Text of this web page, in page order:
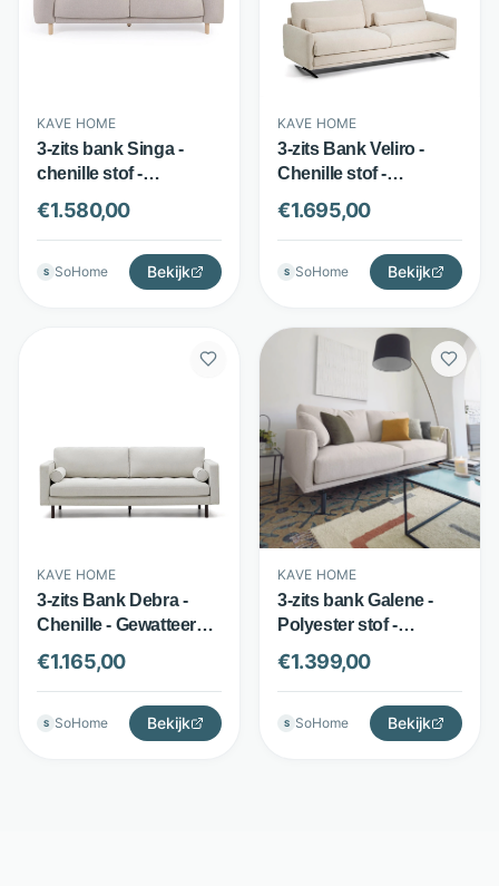
KAVE HOME
3-zits bank Singa -
chenille stof -
verstelbare
hoofdsteunen en
schuifzitting - beige -
Kave Home
€1.580,00
S SoHome Bekijk
KAVE HOME
3-zits Bank Veliro -
Chenille stof -
afneembare hoezen -
Beige - Kave Home
€1.695,00
S SoHome Bekijk
KAVE HOME
3-zits Bank Debra -
Chenille - Gewatteerde
Bekleding - Beige -
Kave Home
€1.165,00
S SoHome Bekijk
KAVE HOME
3-zits bank Galene -
Polyester stof -
Afneembare bekleding
en anti-vlek finish -
Beige - Kave Home
€1.399,00
S SoHome Bekijk